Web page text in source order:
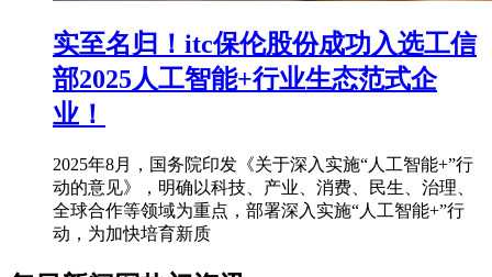
实至名归！itc保伦股份成功入选工信
部2025人工智能+行业生态范式企
业！
2025年8月，国务院印发《关于深入实施“人工智能+”行
动的意见》，明确以科技、产业、消费、民生、治理、
全球合作等领域为重点，部署深入实施“人工智能+”行
动，为加快培育新质